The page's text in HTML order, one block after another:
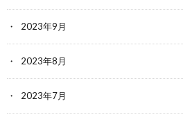
2023年9月
2023年8月
2023年7月